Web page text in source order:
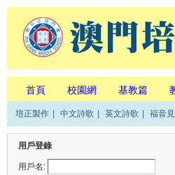
首頁 校園網 基教篇
培正製作 中文詩歌 英文詩歌 福音
用戶登錄
用戶名: